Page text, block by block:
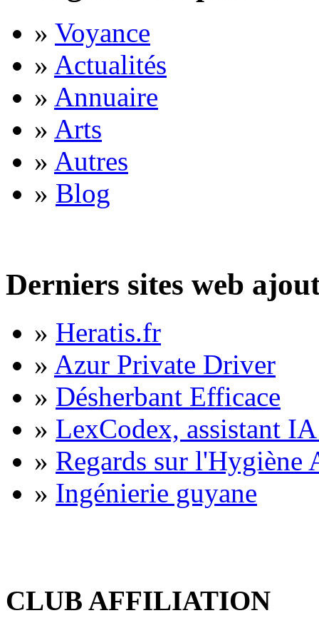
» Voyance
» Actualités
» Annuaire
» Arts
» Autres
» Blog
Derniers sites web
» Heratis.fr
» Azur Private Driver
» Désherbant Efficace
» LexCodex, assistant
» Regards sur l'Hygiène
» Ingénierie guyane
CLUB AFFILIATION